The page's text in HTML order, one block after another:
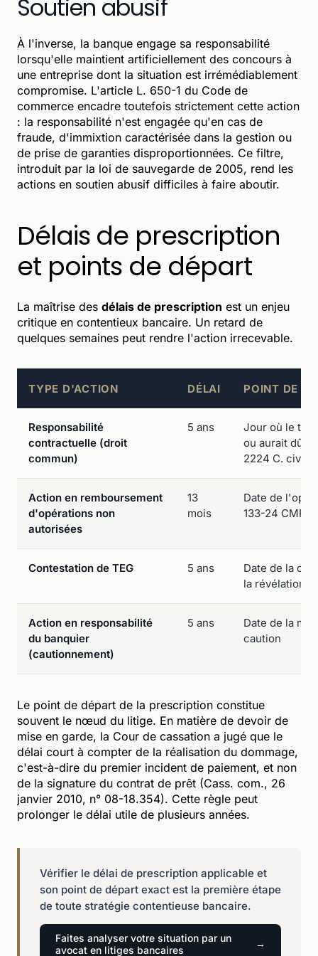
Soutien abusif
À l'inverse, la banque engage sa responsabilité
lorsqu'elle maintient artificiellement des concours à
une entreprise dont la situation est irrémédiablement
compromise. L'article L. 650-1 du Code de
commerce encadre toutefois strictement cette action
: la responsabilité n'est engagée qu'en cas de
fraude, d'immixtion caractérisée dans la gestion ou
de prise de garanties disproportionnées. Ce filtre,
introduit par la loi de sauvegarde de 2005, rend les
actions en soutien abusif difficiles à faire aboutir.
Délais de prescription
et points de départ
La maîtrise des délais de prescription est un enjeu
critique en contentieux bancaire. Un retard de
quelques semaines peut rendre l'action irrecevable.
TYPE D'ACTION DÉLAI POINT DE
Responsabilité
contractuelle (droit
commun)
5 ans
Jour où le
ou aurait dû
2224 C. civ.)
Action en remboursement
d'opérations non
autorisées
13
mois
Date de
133-24 CMF)
Contestation de TEG 5 ans
Date de la
la révélation
Action en responsabilité
du banquier
(cautionnement)
5 ans
Date de la
caution
Le point de départ de la prescription constitue
souvent le nœud du litige. En matière de devoir de
mise en garde, la Cour de cassation a jugé que le
délai court à compter de la réalisation du dommage,
c'est-à-dire du premier incident de paiement, et non
de la signature du contrat de prêt (Cass. com., 26
janvier 2010, n° 08-18.354). Cette règle peut
prolonger le délai utile de plusieurs années.
Vérifier le délai de prescription applicable et
son point de départ exact est la première étape
de toute stratégie contentieuse bancaire.
Faites analyser votre situation par un
avocat en litiges bancaires